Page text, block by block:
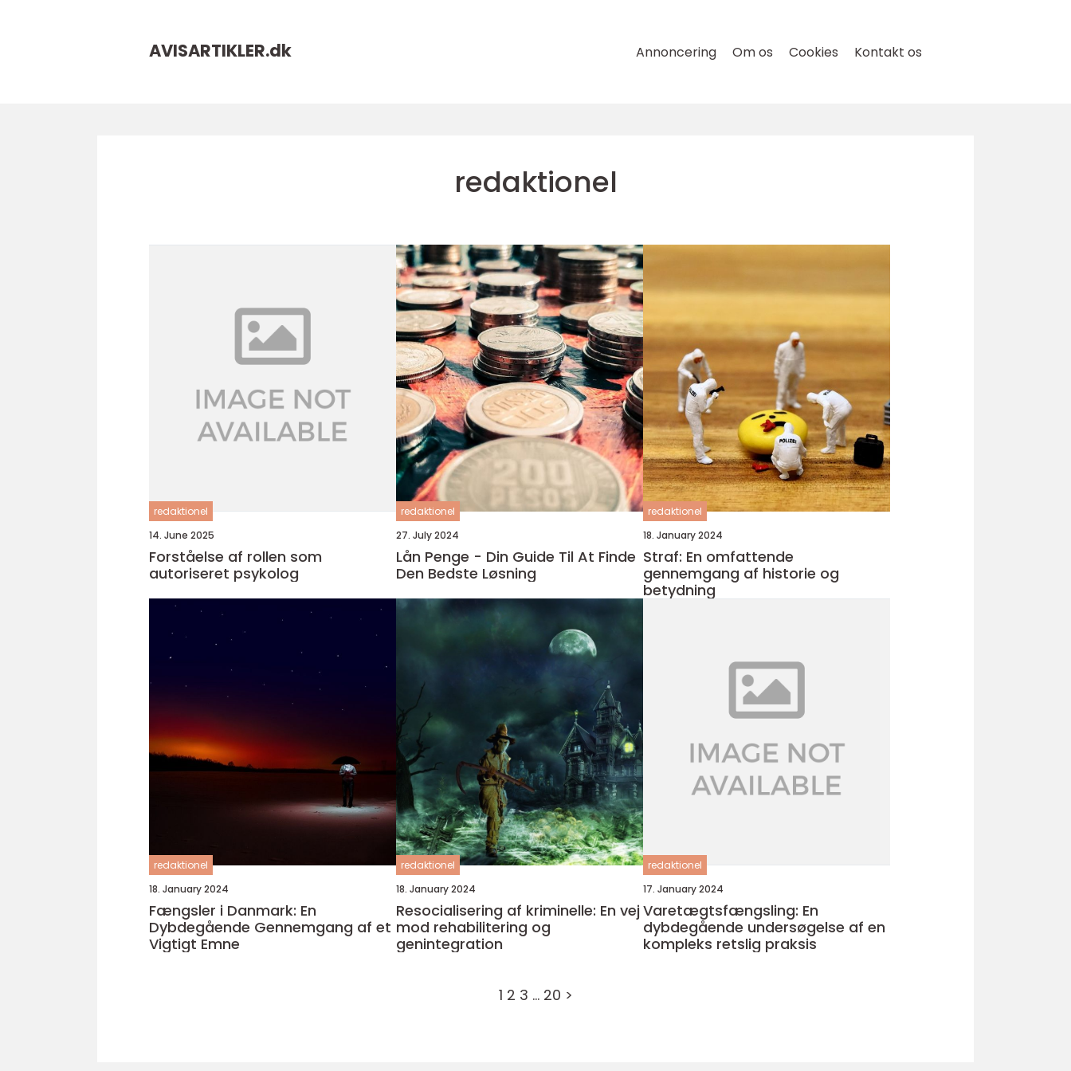
AVISARTIKLER.dk Annoncering Om os Cookies Kontakt os
redaktionel
redaktionel
14. June 2025
Forståelse af rollen som
autoriseret psykolog
redaktionel
27. July 2024
Lån Penge - Din Guide Til At Finde
Den Bedste Løsning
redaktionel
18. January 2024
Straf: En omfattende
gennemgang af historie og
betydning
redaktionel
18. January 2024
Fængsler i Danmark: En
Dybdegående Gennemgang af et
Vigtigt Emne
redaktionel
18. January 2024
Resocialisering af kriminelle: En vej
mod rehabilitering og
genintegration
redaktionel
17. January 2024
Varetægtsfængsling: En
dybdegående undersøgelse af en
kompleks retslig praksis
1 2 3 … 20 >